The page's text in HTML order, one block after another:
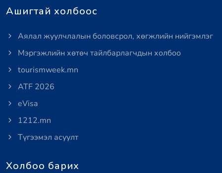
Ашигтай холбоос
Аялал жуулчлалын боловсрол, хөгжлийн нийгэмлэг
Мэргэжлийн хөтөч тайлбарлагчдын холбоо
tourismweek.mn
ATF 2026
eVisa
1212.mn
Түгээмэл асуулт
Холбоо барих